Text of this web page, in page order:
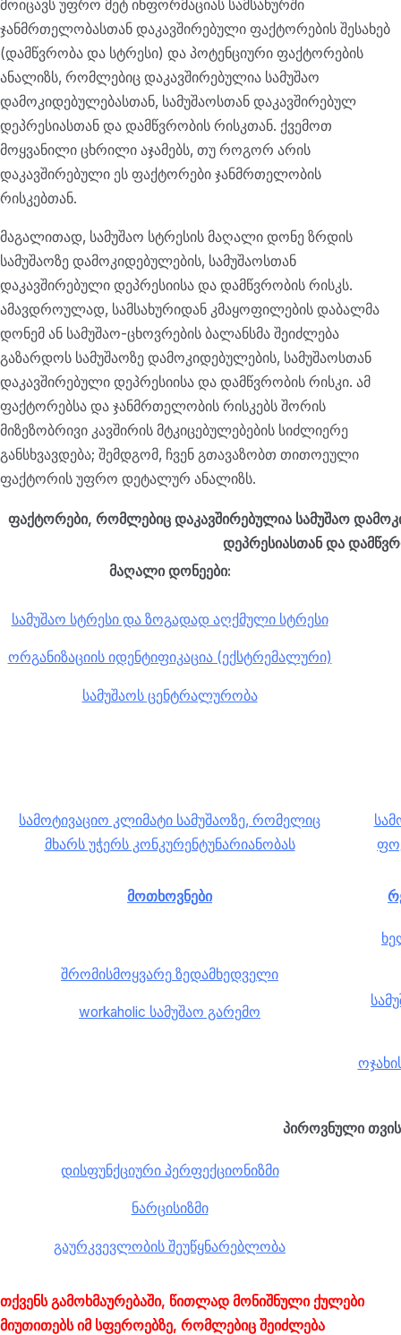
მოიცავს უფრო მეტ ინფორმაციას სამსახურში
ჯანმრთელობასთან დაკავშირებული ფაქტორების შესახებ
(დამწვრობა და სტრესი) და პოტენციური ფაქტორების
ანალიზს, რომლებიც დაკავშირებულია სამუშაო
დამოკიდებულებასთან, სამუშაოსთან დაკავშირებულ
დეპრესიასთან და დამწვრობის რისკთან. ქვემოთ
მოყვანილი ცხრილი აჯამებს, თუ როგორ არის
დაკავშირებული ეს ფაქტორები ჯანმრთელობის
რისკებთან.
მაგალითად, სამუშაო სტრესის მაღალი დონე ზრდის
სამუშაოზე დამოკიდებულების, სამუშაოსთან
დაკავშირებული დეპრესიისა და დამწვრობის რისკს.
ამავდროულად, სამსახურიდან კმაყოფილების დაბალმა
დონემ ან სამუშაო-ცხოვრების ბალანსმა შეიძლება
გაზარდოს სამუშაოზე დამოკიდებულების, სამუშაოსთან
დაკავშირებული დეპრესიისა და დამწვრობის რისკი. ამ
ფაქტორებსა და ჯანმრთელობის რისკებს შორის
მიზეზობრივი კავშირის მტკიცებულებების სიძლიერე
განსხვავდება; შემდგომ, ჩვენ გთავაზობთ თითოეული
ფაქტორის უფრო დეტალურ ანალიზს.
ფაქტორები, რომლებიც დაკავშირებულია სამუშაო
დეპრესიასთან და
მაღალი დონეები:
სამუშაო სტრესი და ზოგადად აღქმული სტრესი
ორგანიზაციის იდენტიფიკაცია (ექსტრემალური)
სამუშაოს ცენტრალურობა
სამოტივაციო კლიმატი სამუშაოზე, რომელიც
მხარს უჭერს კონკურენტუნარიანობას
მოთხოვნები
შრომისმოყვარე ზედამხედველი
workaholic სამუშაო გარემო
პიროვნული
დისფუნქციური პერფექციონიზმი
ნარცისიზმი
გაურკვევლობის შეუწყნარებლობა
თქვენს გამოხმაურებაში, წითლად მონიშნული ქულები
მიუთითებს იმ სფეროებზე, რომლებიც შეიძლება